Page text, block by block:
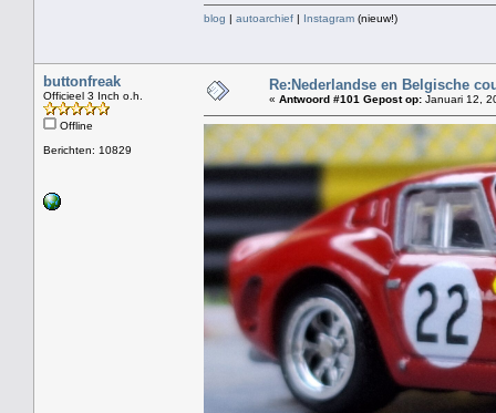
blog | autoarchief | Instagram (nieuw!)
buttonfreak
Officieel 3 Inch o.h.
Offline
Berichten: 10829
Re:Nederlandse en Belgische
« Antwoord #101 Gepost op: Januari 12,